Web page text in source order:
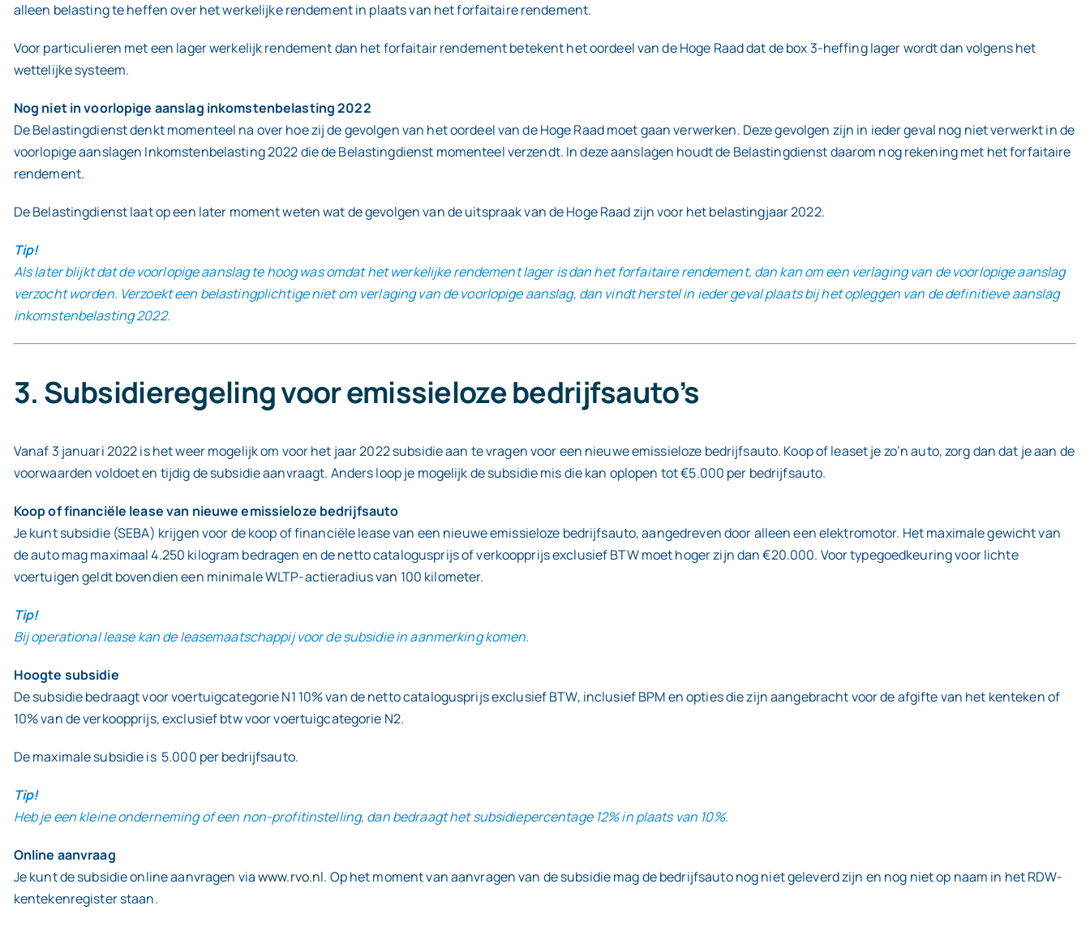
alleen belasting te heffen over het werkelijke rendement in plaats van het forfaitaire rendement.
Voor particulieren met een lager werkelijk rendement dan het forfaitair rendement betekent het oordeel van de Hoge Raad dat de box 3-heffing lager wordt dan volgens het
wettelijke systeem.
Nog niet in voorlopige aanslag inkomstenbelasting 2022
De Belastingdienst denkt momenteel na over hoe zij de gevolgen van het oordeel van de Hoge Raad moet gaan verwerken. Deze gevolgen zijn in ieder geval nog niet verwerkt in de
voorlopige aanslagen Inkomstenbelasting 2022 die de Belastingdienst momenteel verzendt. In deze aanslagen houdt de Belastingdienst daarom nog rekening met het forfaitaire
rendement.
De Belastingdienst laat op een later moment weten wat de gevolgen van de uitspraak van de Hoge Raad zijn voor het belastingjaar 2022.
Tip!
Als later blijkt dat de voorlopige aanslag te hoog was omdat het werkelijke rendement lager is dan het forfaitaire rendement, dan kan om een verlaging van de voorlopige aanslag
verzocht worden. Verzoekt een belastingplichtige niet om verlaging van de voorlopige aanslag, dan vindt herstel in ieder geval plaats bij het opleggen van de definitieve aanslag
inkomstenbelasting 2022.
3. Subsidieregeling voor emissieloze bedrijfsauto’s
Vanaf 3 januari 2022 is het weer mogelijk om voor het jaar 2022 subsidie aan te vragen voor een nieuwe emissieloze bedrijfsauto. Koop of leaset je zo’n auto, zorg dan dat je aan de
voorwaarden voldoet en tijdig de subsidie aanvraagt. Anders loop je mogelijk de subsidie mis die kan oplopen tot €5.000 per bedrijfsauto.
Koop of financiële lease van nieuwe emissieloze bedrijfsauto
Je kunt subsidie (SEBA) krijgen voor de koop of financiële lease van een nieuwe emissieloze bedrijfsauto, aangedreven door alleen een elektromotor. Het maximale gewicht van
de auto mag maximaal 4.250 kilogram bedragen en de netto catalogusprijs of verkoopprijs exclusief BTW moet hoger zijn dan €20.000. Voor typegoedkeuring voor lichte
voertuigen geldt bovendien een minimale WLTP-actieradius van 100 kilometer.
Tip!
Bij operational lease kan de leasemaatschappij voor de subsidie in aanmerking komen.
Hoogte subsidie
De subsidie bedraagt voor voertuigcategorie N1 10% van de netto catalogusprijs exclusief BTW, inclusief BPM en opties die zijn aangebracht voor de afgifte van het kenteken of
10% van de verkoopprijs, exclusief btw voor voertuigcategorie N2.
De maximale subsidie is 5.000 per bedrijfsauto.
Tip!
Heb je een kleine onderneming of een non-profitinstelling, dan bedraagt het subsidiepercentage 12% in plaats van 10%.
Online aanvraag
Je kunt de subsidie online aanvragen viawww.rvo.nl. Op het moment van aanvragen van de subsidie mag de bedrijfsauto nog niet geleverd zijn en nog niet op naam in het RDW-
kentekenregister staan.